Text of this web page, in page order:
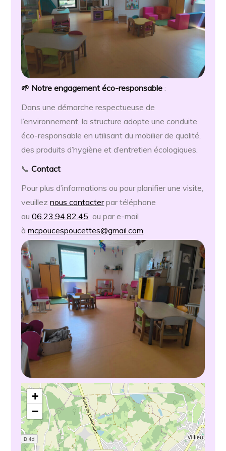
🌱 Notre engagementéco-responsable :
Dans une démarche respectueuse de
l’environnement, la structure adopte une conduite
éco-responsable en utilisant du mobilier de qualité,
des produits d’hygiène et d’entretien écologiques.
📞Contact
Pour plus d’informations ou pour planifier une visite,
veuilleznous contacterpar téléphone
au06.23.94.82.45 ou par e-mail
àmcpoucespoucettes@gmail.com.
+
−